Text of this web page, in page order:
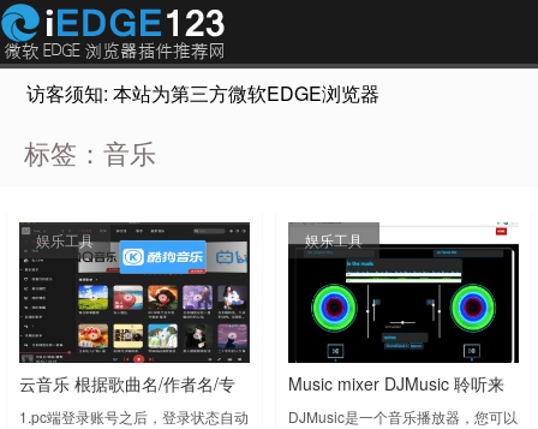
访客须知: 本站为第三方微软EDGE浏览器插件推荐网站，
标签：音乐
娱乐工具
云音乐 根据歌曲名/作者名/专
辑名多平台去查找找资源匹配
1.pc端登录账号之后，登录状态自动
娱乐工具
Music mixer DJMusic 聆听来
自SoundCloud 和 YouTube 音
DJMusic是一个音乐播放器，您可以